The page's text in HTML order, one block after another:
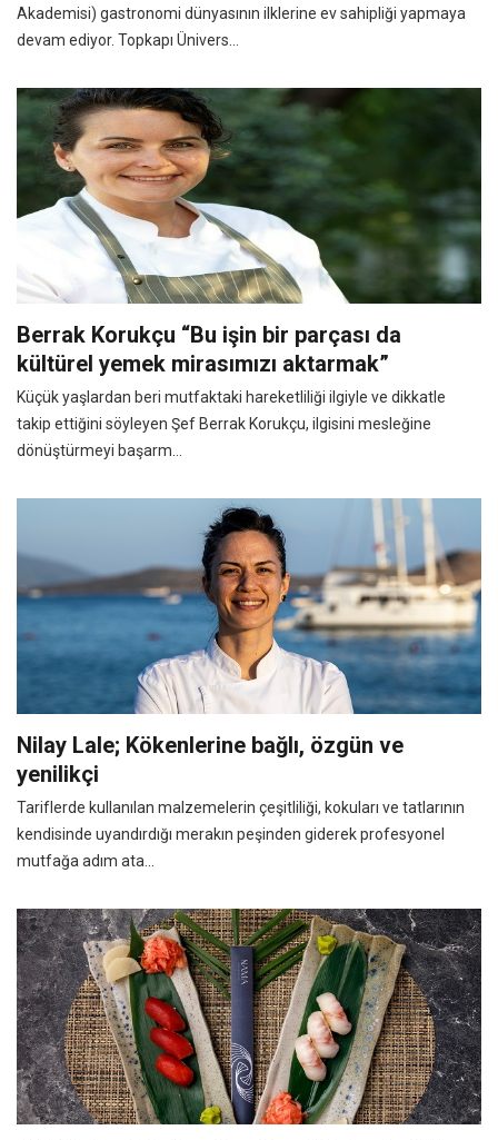
Akademisi) gastronomi dünyasının ilklerine ev sahipliği yapmaya
devam ediyor. Topkapı Ünivers...
Berrak Korukçu “Bu işin bir parçası da
kültürel yemek mirasımızı aktarmak”
Küçük yaşlardan beri mutfaktaki hareketliliği ilgiyle ve dikkatle
takip ettiğini söyleyen Şef Berrak Korukçu, ilgisini mesleğine
dönüştürmeyi başarm...
Nilay Lale; Kökenlerine bağlı, özgün ve
yenilikçi
Tariflerde kullanılan malzemelerin çeşitliliği, kokuları ve tatlarının
kendisinde uyandırdığı merakın peşinden giderek profesyonel
mutfağa adım ata...